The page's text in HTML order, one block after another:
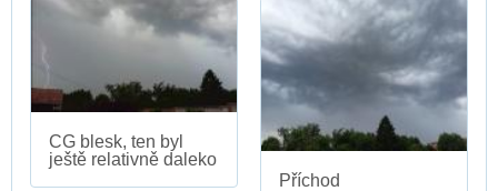
CG blesk, ten byl
ještě relativně daleko
Příchod